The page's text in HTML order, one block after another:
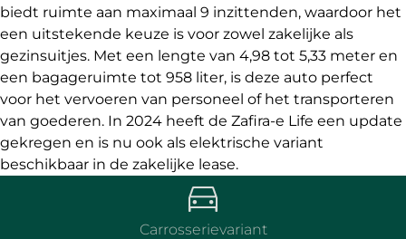
biedt ruimte aan maximaal 9 inzittenden, waardoor het
een uitstekende keuze is voor zowel zakelijke als
gezinsuitjes. Met een lengte van 4,98 tot 5,33 meter en
een bagageruimte tot 958 liter, is deze auto perfect
voor het vervoeren van personeel of het transporteren
van goederen. In 2024 heeft de Zafira-e Life een update
gekregen en is nu ook als elektrische variant
beschikbaar in de zakelijke lease.
Carrosserievariant